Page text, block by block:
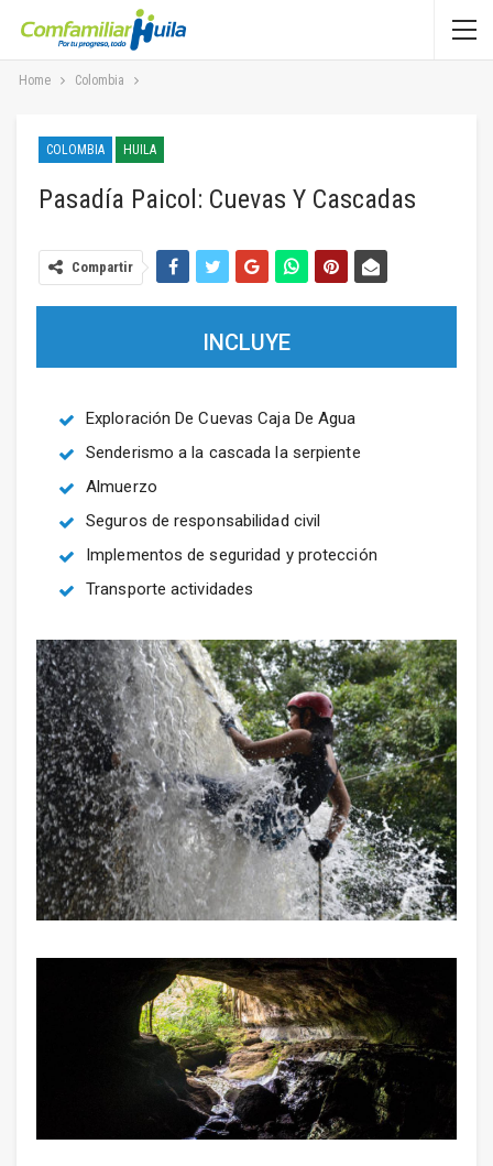
Home Colombia
COLOMBIA HUILA
Pasadía Paicol: Cuevas Y Cascadas
Compartir
INCLUYE
Exploración De Cuevas Caja De Agua
Senderismo a la cascada la serpiente
Almuerzo
Seguros de responsabilidad civil
Implementos de seguridad y protección
Transporte actividades